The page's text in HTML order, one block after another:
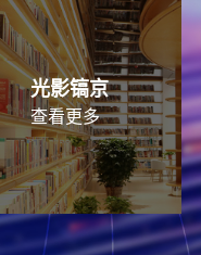
光影镐京
查看更多